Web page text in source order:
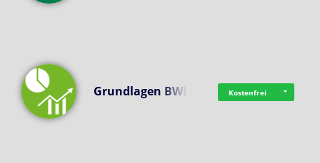
Grundlagen BWL Kostenfrei